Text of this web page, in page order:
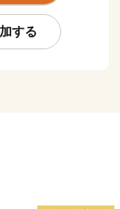
います。
いいたします。
する